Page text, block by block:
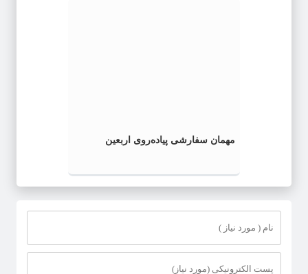
مهمان سفارشی پیاده‌روی اربعین